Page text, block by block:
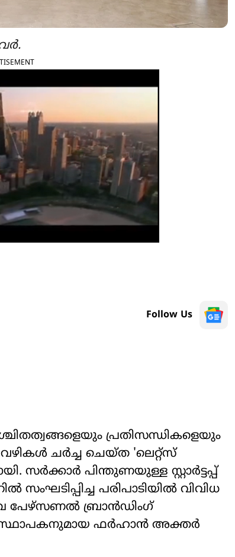
Follow Us
പ്രതിസന്ധികളെയും
ചർച്ച ചെയ്ത 'ലെറ്റ്‌സ്
സർക്കാർ പിന്തുണയുള്ള സ്റ്റാർട്ടപ്പ്
പരിപാടിയിൽ വിവിധ
പേഴ്സണൽ ബ്രാൻഡിംഗ്
സ്ഥാപകനുമായ ഫർഹാൻ അക്തർ